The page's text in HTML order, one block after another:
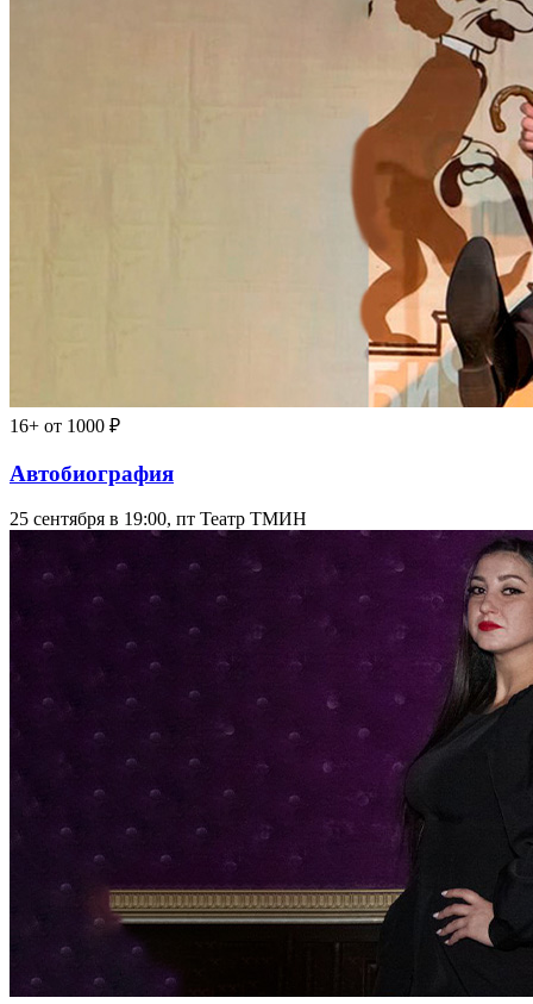
16+ от 1000 ₽
Автобиография
25 сентября в 19:00, пт Театр ТМИН